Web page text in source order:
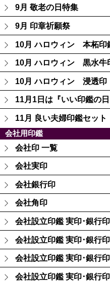
9月 敬老の日特集
9月 印章祈願祭
10月 ハロウィン 本柘印
10月 ハロウィン 黒水牛
10月 ハロウィン 浸透印
11月1日は『いい印鑑の日
11月 良い夫婦印鑑セット
会社用印鑑
会社印 一覧
会社実印
会社銀行印
会社角印
会社設立印鑑 実印･銀行
会社設立印鑑 実印･銀行
会社設立印鑑 実印･銀行
会社設立印鑑 実印･銀行